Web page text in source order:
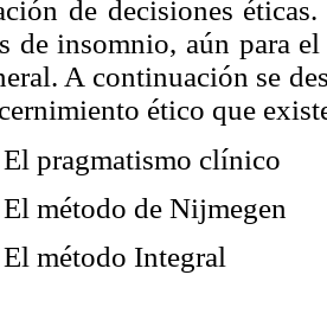
de decisiones
de insomnio, aún para
A continuación se
ético que
El pragmatismo clínico
método de Nijmegen
método Integral